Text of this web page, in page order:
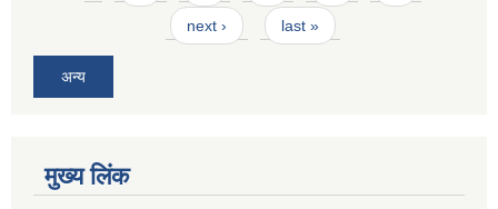
next › last »
अन्य
मुख्य लिंक